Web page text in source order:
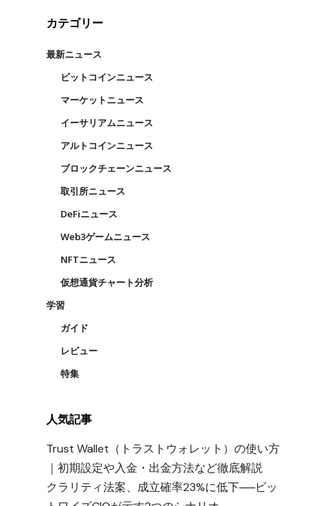
カテゴリー
最新ニュース
ビットコインニュース
マーケットニュース
イーサリアムニュース
アルトコインニュース
ブロックチェーンニュース
取引所ニュース
DeFiニュース
Web3ゲームニュース
NFTニュース
仮想通貨チャート分析
学習
ガイド
レビュー
特集
人気記事
Trust Wallet（トラストウォレット）の使い方
｜初期設定や入金・出金方法など徹底解説
クラリティ法案、成立確率23%に低下──ビッ